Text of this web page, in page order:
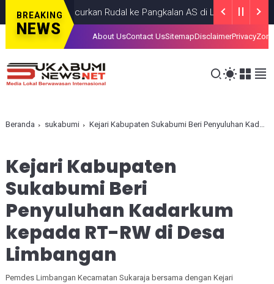
BREAKING
NEWS
Iran Luncurkan Rudal ke Pangkalan AS di Lima Negara Teluk
About UsContact UsSitemapDisclaimerPrivacy
Beranda sukabumi Kejari Kabupaten Sukabumi Beri Penyuluhan Kadarkum kepada RT-RW di Desa Limbangan
Kejari Kabupaten
Sukabumi Beri
Penyuluhan Kadarkum
kepada RT-RW di Desa
Limbangan
Pemdes Limbangan Kecamatan Sukaraja bersama dengan Kejari